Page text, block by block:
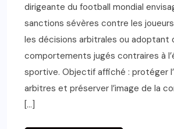
dirigeante du football mondial
sanctions sévères contre les
les décisions arbitrales ou adoptant
comportements jugés contraires à
sportive. Objectif affiché : protéger
arbitres et préserver l’image de la
[…]